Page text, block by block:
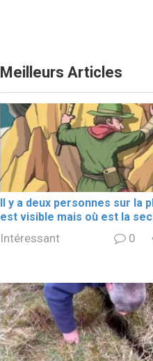
Meilleurs Articles
Il y a deux personnes sur la
est visible mais où est la
Intéressant 0